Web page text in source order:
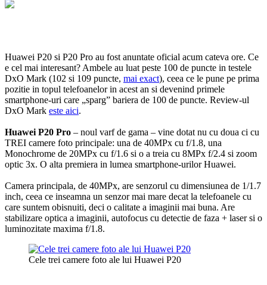
Huawei P20 si P20 Pro au fost anuntate oficial acum cateva ore. Ce
e cel mai interesant? Ambele au luat peste 100 de puncte in testele
DxO Mark (102 si 109 puncte, mai exact), ceea ce le pune pe prima
pozitie in topul telefoanelor in acest an si devenind primele
smartphone-uri care „sparg” bariera de 100 de puncte. Review-ul
DxO Mark este aici.
Huawei P20 Pro – noul varf de gama – vine dotat nu cu doua ci cu
TREI camere foto principale: una de 40MPx cu f/1.8, una
Monochrome de 20MPx cu f/1.6 si o a treia cu 8MPx f/2.4 si zoom
optic 3x. O alta premiera in lumea smartphone-urilor Huawei.
Camera principala, de 40MPx, are senzorul cu dimensiunea de 1/1.7
inch, ceea ce inseamna un senzor mai mare decat la telefoanele cu
care suntem obisnuiti, deci o calitate a imaginii mai buna. Are
stabilizare optica a imaginii, autofocus cu detectie de faza + laser si o
luminozitate maxima f/1.8.
Cele trei camere foto ale lui Huawei P20